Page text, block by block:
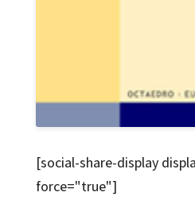
[social-share-display
force="true"]